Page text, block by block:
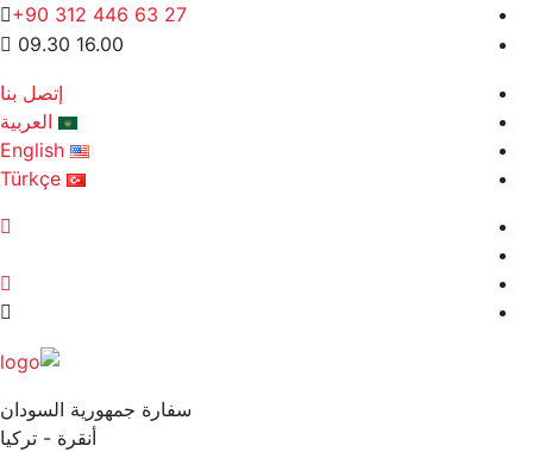
+90 312 446 63 27
09.30 16.00
إتصل بنا
العربية
English
Türkçe
سفارة جمهورية السودان
أنقرة - تركيا